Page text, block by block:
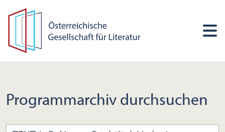
Programmarchiv durchsuchen